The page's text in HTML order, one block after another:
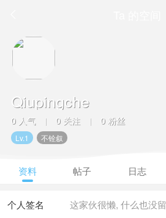
Qiupingche
0 人气 | 0 关注 | 0 粉丝
Lv.1 不铨叙
资料 帖子 日志
这家伙很懒, 什么也没
个人签名